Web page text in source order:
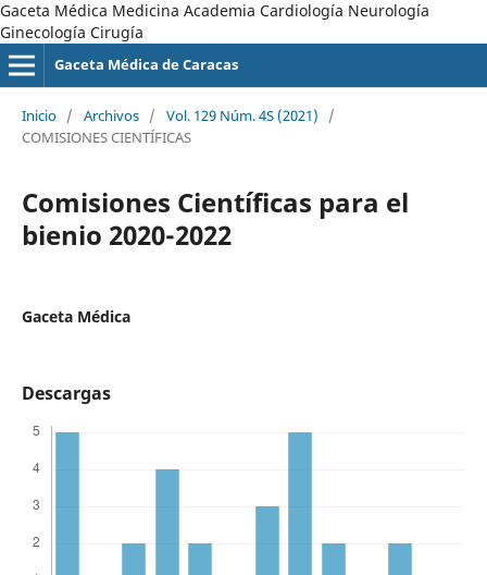
Gaceta Médica Medicina Academia Cardiología Neurología
Ginecología Cirugía
Gaceta Médica de Caracas
Inicio / Archivos / Vol. 129 Núm. 4S (2021)
/
COMISIONES CIENTÍFICAS
Comisiones Científicas para el
bienio 2020-2022
Gaceta Médica
Descargas